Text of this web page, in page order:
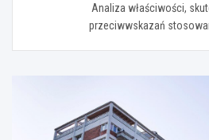
Analiza właściwości,
przeciwwskazań